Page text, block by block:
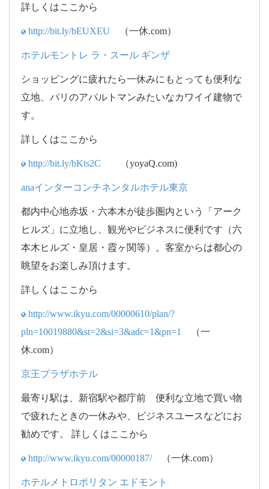
詳しくはここから
http://bit.ly/bEUXEU （一休.com）
ホテルモントレ ラ・スール ギンザ
ショッピングに疲れたら一休みにもとっても便利な
立地、パリのアパルトマンみたいなカワイイ建物で
す。
詳しくはここから
http://bit.ly/bKts2C （yoyaQ.com)
anaインターコンチネンタルホテル東京
都内中心地赤坂・六本木が徒歩圏内という「アーク
ヒルズ」に立地し、観光やビジネスに便利です（六
本木ヒルズ・皇居・霞ヶ関等）。客室からは都心の
眺望をお楽しみ頂けます。
詳しくはここから
http://www.ikyu.com/00000610/plan/?
pln=10019880&st=2&si=3&adc=1&pn=1
（一
休.com）
京王プラザホテル
最寄り駅は、新宿駅や都庁前 便利な立地で買い物
で疲れたときの一休みや、ビジネスユースなどにお
勧めです。 詳しくはここから
http://www.ikyu.com/00000187/（一休.com）
ホテルメトロポリタン エドモント